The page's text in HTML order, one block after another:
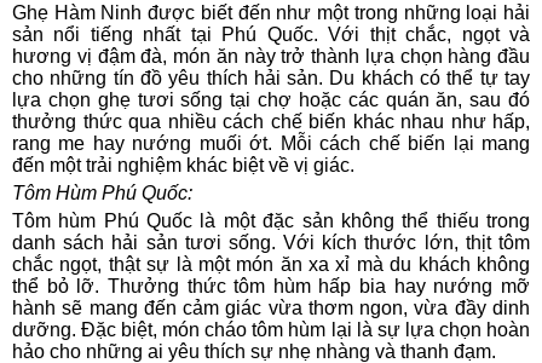
Ghẹ Hàm Ninh được biết đến như một trong những loại hải
sản nổi tiếng nhất tại Phú Quốc. Với thịt chắc, ngọt và
hương vị đậm đà, món ăn này trở thành lựa chọn hàng đầu
cho những tín đồ yêu thích hải sản. Du khách có thể tự tay
lựa chọn ghẹ tươi sống tại chợ hoặc các quán ăn, sau đó
thưởng thức qua nhiều cách chế biến khác nhau như hấp,
rang me hay nướng muối ớt. Mỗi cách chế biến lại mang
đến một trải nghiệm khác biệt về vị giác.
Tôm Hùm Phú Quốc:
Tôm hùm Phú Quốc là một đặc sản không thể thiếu trong
danh sách hải sản tươi sống. Với kích thước lớn, thịt tôm
chắc ngọt, thật sự là một món ăn xa xỉ mà du khách không
thể bỏ lỡ. Thưởng thức tôm hùm hấp bia hay nướng mỡ
hành sẽ mang đến cảm giác vừa thơm ngon, vừa đầy dinh
dưỡng. Đặc biệt, món cháo tôm hùm lại là sự lựa chọn hoàn
hảo cho những ai yêu thích sự nhẹ nhàng và thanh đạm.